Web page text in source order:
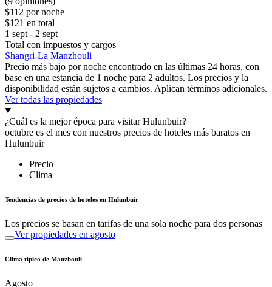
$112 por noche
$121 en total
1 sept - 2 sept
Total con impuestos y cargos
Shangri-La Manzhouli
Precio más bajo por noche encontrado en las últimas 24 horas, con
base en una estancia de 1 noche para 2 adultos. Los precios y la
disponibilidad están sujetos a cambios. Aplican términos adicionales.
Ver todas las propiedades
¿Cuál es la mejor época para visitar Hulunbuir?
octubre es el mes con nuestros precios de hoteles más baratos en
Hulunbuir
Precio
Clima
Tendencias de precios de hoteles en Hulunbuir
Los precios se basan en tarifas de una sola noche para dos personas
Ver propiedades en agosto
Clima típico de Manzhouli
Agosto